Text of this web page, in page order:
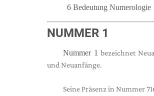
6 Bedeutung Numerologie
NUMMER 1
Nummer 1 bezeichnet
und Neuanfänge.
Seine Präsenz in Nummer